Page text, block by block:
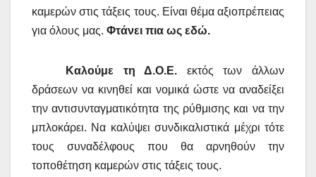
καμερών στις τάξεις τους. Είναι θέμα αξιοπρέπειας
για όλους μας. Φτάνει πια ως εδώ.
Καλούμε τη Δ.Ο.Ε. εκτός των άλλων
δράσεων να κινηθεί και νομικά ώστε να αναδείξει
την αντισυνταγματικότητα της ρύθμισης και να την
μπλοκάρει. Να καλύψει συνδικαλιστικά μέχρι τότε
τους συναδέλφους που θα αρνηθούν την
τοποθέτηση καμερών στις τάξεις τους.